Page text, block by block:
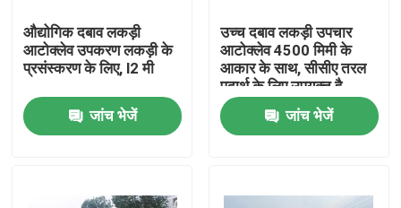
औद्योगिक दबाव लकड़ी
आटोक्लेव उपकरण लकड़ी के
प्रसंस्करण के लिए, l2 मी
जांच भेजें
उच्च दबाव लकड़ी उपचार
आटोक्लेव 4500 मिमी के
आकार के साथ, सीसीए तरल
पदार्थ के लिए उपयुक्त है
जांच भेजें